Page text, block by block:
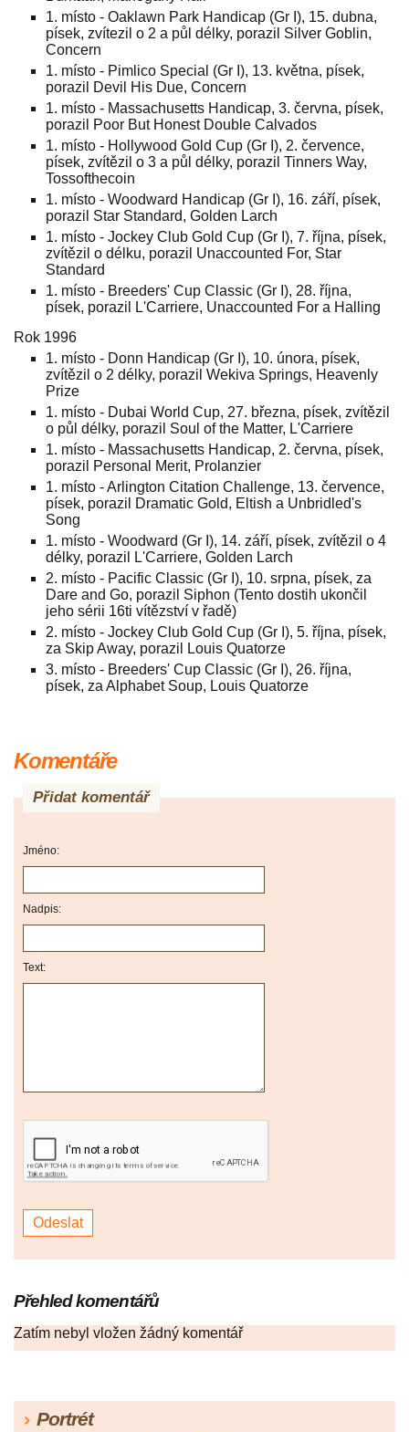
1. místo - Oaklawn Park Handicap (Gr I), 15. dubna,
písek, zvítezil o 2 a půl délky, porazil Silver Goblin,
Concern
1. místo - Pimlico Special (Gr I), 13. května, písek,
porazil Devil His Due, Concern
1. místo - Massachusetts Handicap, 3. června, písek,
porazil Poor But Honest Double Calvados
1. místo - Hollywood Gold Cup (Gr I), 2. července,
písek, zvítězil o 3 a půl délky, porazil Tinners Way,
Tossofthecoin
1. místo - Woodward Handicap (Gr I), 16. září, písek,
porazil Star Standard, Golden Larch
1. místo - Jockey Club Gold Cup (Gr I), 7. října, písek,
zvítězil o délku, porazil Unaccounted For, Star
Standard
1. místo - Breeders' Cup Classic (Gr I), 28. října,
písek, porazil L'Carriere, Unaccounted For a Halling
Rok 1996
1. místo - Donn Handicap (Gr I), 10. února, písek,
zvítězil o 2 délky, porazil Wekiva Springs, Heavenly
Prize
1. místo - Dubai World Cup, 27. března, písek, zvítězil
o půl délky, porazil Soul of the Matter, L'Carriere
1. místo - Massachusetts Handicap, 2. června, písek,
porazil Personal Merit, Prolanzier
1. místo - Arlington Citation Challenge, 13. července,
písek, porazil Dramatic Gold, Eltish a Unbridled's
Song
1. místo - Woodward (Gr I), 14. září, písek, zvítězil o 4
délky, porazil L'Carriere, Golden Larch
2. místo - Pacific Classic (Gr I), 10. srpna, písek, za
Dare and Go, porazil Siphon (Tento dostih ukončil
jeho sérii 16ti vítězství v řadě)
2. místo - Jockey Club Gold Cup (Gr I), 5. října, písek,
za Skip Away, porazil Louis Quatorze
3. místo - Breeders' Cup Classic (Gr I), 26. října,
písek, za Alphabet Soup, Louis Quatorze
Komentáře
Přidat komentář
Jméno:
Nadpis:
Text:
Přehled komentářů
Zatím nebyl vložen žádný komentář
Portrét